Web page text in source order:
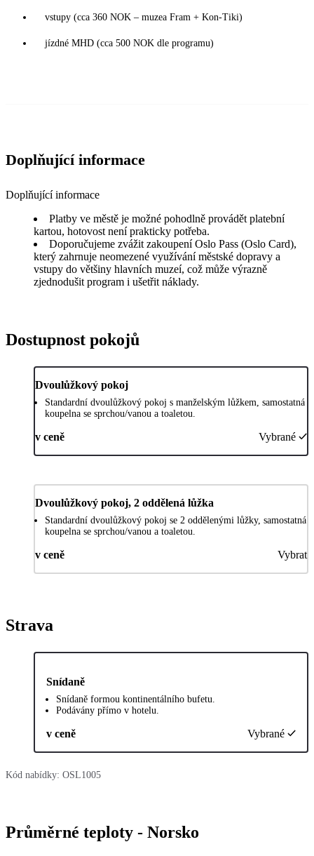
vstupy (cca 360 NOK – muzea Fram + Kon-Tiki)
jízdné MHD (cca 500 NOK dle programu)
Doplňující informace
Doplňující informace
Platby ve městě je možné pohodlně provádět platební
kartou, hotovost není prakticky potřeba.
Doporučujeme zvážit zakoupení Oslo Pass (Oslo Card),
který zahrnuje neomezené využívání městské dopravy a
vstupy do většiny hlavních muzeí, což může výrazně
zjednodušit program i ušetřit náklady.
Dostupnost pokojů
Dvoulůžkový pokoj
Standardní dvoulůžkový pokoj s manželským lůžkem, samostatná
koupelna se sprchou/vanou a toaletou.
v ceně Vybrané
Dvoulůžkový pokoj, 2 oddělená lůžka
Standardní dvoulůžkový pokoj se 2 oddělenými lůžky, samostatná
koupelna se sprchou/vanou a toaletou.
v ceně Vybrat
Strava
Snídaně
Snídaně formou kontinentálního bufetu.
Podávány přímo v hotelu.
v ceně Vybrané
Kód nabídky: OSL1005
Průměrné teploty - Norsko